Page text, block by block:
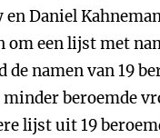
Daniel
om een lijst met
de namen van 19
minder beroemde
lijst uit 19